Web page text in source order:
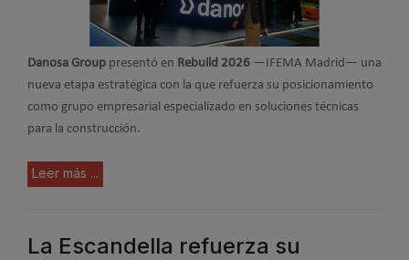
Danosa Group presentó en Rebuild 2026 —IFEMA Madrid— una
nueva etapa estratégica con la que refuerza su posicionamiento
como grupo empresarial especializado en soluciones técnicas
para la construcción.
Leer más ...
La Escandella refuerza su